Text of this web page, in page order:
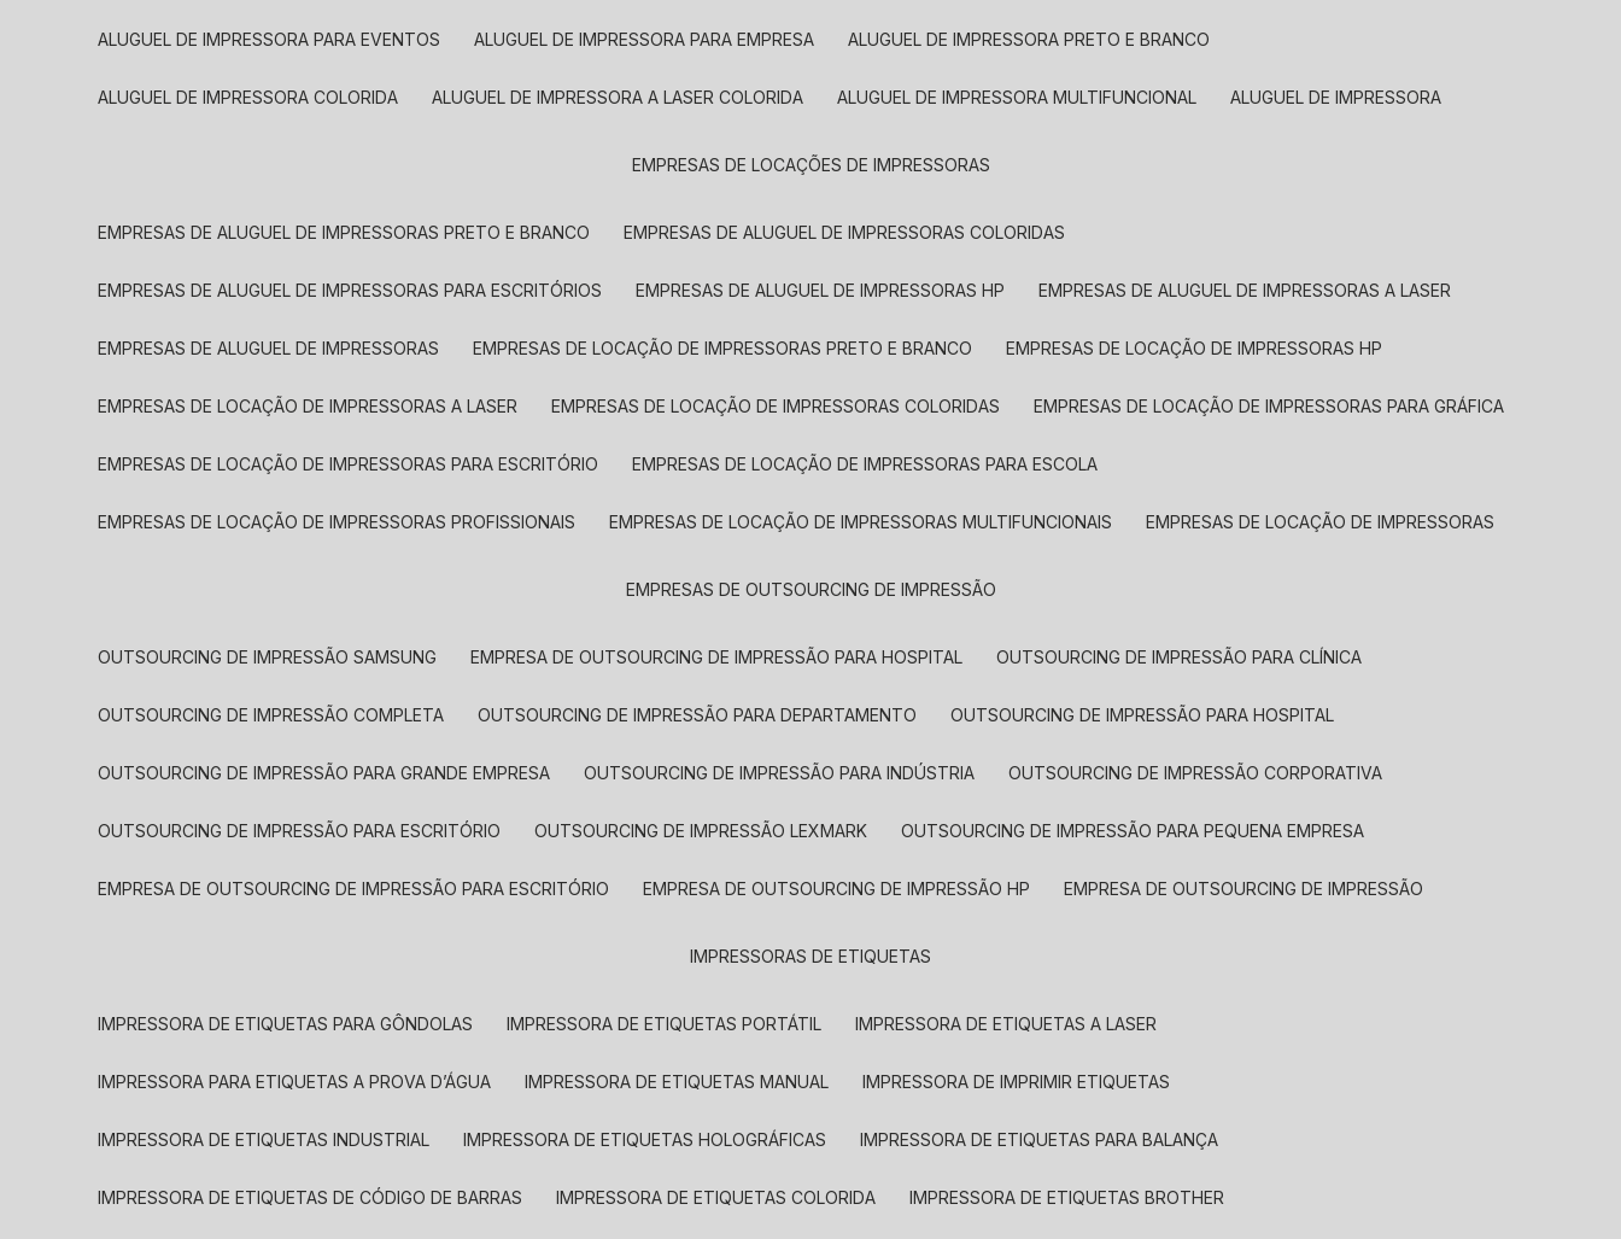
ALUGUEL DE IMPRESSORA PARA EVENTOS ALUGUEL DE IMPRESSORA PARA EMPRESA ALUGUEL DE IMPRESSORA PRETO E BRANCO
ALUGUEL DE IMPRESSORA COLORIDA ALUGUEL DE IMPRESSORA A LASER COLORIDA ALUGUEL DE IMPRESSORA MULTIFUNCIONAL ALUGUEL DE IMPRESSORA
EMPRESAS DE LOCAÇÕES DE IMPRESSORAS
EMPRESAS DE ALUGUEL DE IMPRESSORAS PRETO E BRANCO EMPRESAS DE ALUGUEL DE IMPRESSORAS COLORIDAS
EMPRESAS DE ALUGUEL DE IMPRESSORAS PARA ESCRITÓRIOS EMPRESAS DE ALUGUEL DE IMPRESSORAS HP EMPRESAS DE ALUGUEL DE IMPRESSORAS A LASER
EMPRESAS DE ALUGUEL DE IMPRESSORAS EMPRESAS DE LOCAÇÃO DE IMPRESSORAS PRETO E BRANCO EMPRESAS DE LOCAÇÃO DE IMPRESSORAS HP
EMPRESAS DE LOCAÇÃO DE IMPRESSORAS A LASER EMPRESAS DE LOCAÇÃO DE IMPRESSORAS COLORIDAS EMPRESAS DE LOCAÇÃO DE IMPRESSORAS PARA GRÁFICA
EMPRESAS DE LOCAÇÃO DE IMPRESSORAS PARA ESCRITÓRIO EMPRESAS DE LOCAÇÃO DE IMPRESSORAS PARA ESCOLA
EMPRESAS DE LOCAÇÃO DE IMPRESSORAS PROFISSIONAIS EMPRESAS DE LOCAÇÃO DE IMPRESSORAS MULTIFUNCIONAIS EMPRESAS DE LOCAÇÃO DE IMPRESSORAS
EMPRESAS DE OUTSOURCING DE IMPRESSÃO
OUTSOURCING DE IMPRESSÃO SAMSUNG EMPRESA DE OUTSOURCING DE IMPRESSÃO PARA HOSPITAL OUTSOURCING DE IMPRESSÃO PARA CLÍNICA
OUTSOURCING DE IMPRESSÃO COMPLETA OUTSOURCING DE IMPRESSÃO PARA DEPARTAMENTO OUTSOURCING DE IMPRESSÃO PARA HOSPITAL
OUTSOURCING DE IMPRESSÃO PARA GRANDE EMPRESA OUTSOURCING DE IMPRESSÃO PARA INDÚSTRIA OUTSOURCING DE IMPRESSÃO CORPORATIVA
OUTSOURCING DE IMPRESSÃO PARA ESCRITÓRIO OUTSOURCING DE IMPRESSÃO LEXMARK OUTSOURCING DE IMPRESSÃO PARA PEQUENA EMPRESA
EMPRESA DE OUTSOURCING DE IMPRESSÃO PARA ESCRITÓRIO EMPRESA DE OUTSOURCING DE IMPRESSÃO HP EMPRESA DE OUTSOURCING DE IMPRESSÃO
IMPRESSORAS DE ETIQUETAS
IMPRESSORA DE ETIQUETAS PARA GÔNDOLAS IMPRESSORA DE ETIQUETAS PORTÁTIL IMPRESSORA DE ETIQUETAS A LASER
IMPRESSORA PARA ETIQUETAS A PROVA D’ÁGUA IMPRESSORA DE ETIQUETAS MANUAL IMPRESSORA DE IMPRIMIR ETIQUETAS
IMPRESSORA DE ETIQUETAS INDUSTRIAL IMPRESSORA DE ETIQUETAS HOLOGRÁFICAS IMPRESSORA DE ETIQUETAS PARA BALANÇA
IMPRESSORA DE ETIQUETAS DE CÓDIGO DE BARRAS IMPRESSORA DE ETIQUETAS COLORIDA IMPRESSORA DE ETIQUETAS BROTHER